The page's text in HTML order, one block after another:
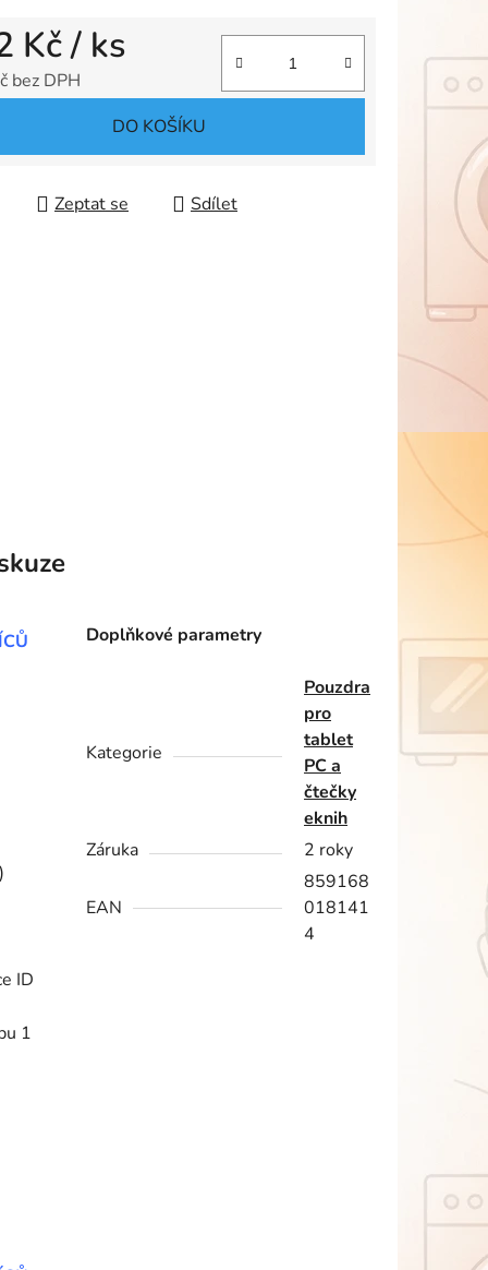
Kč/ ks
bez DPH
DO KOŠÍKU
Zeptat se Sdílet
ID
1
Doplňkové parametry
Kategorie
Pouzdra
pro
tablet
PC a
čtečky
eknih
Záruka
2 roky
EAN
859168
018141
4